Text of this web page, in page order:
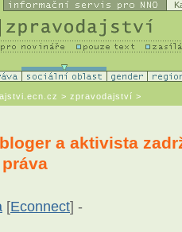
> zpravodajství >
a aktivista
[Econnect] -